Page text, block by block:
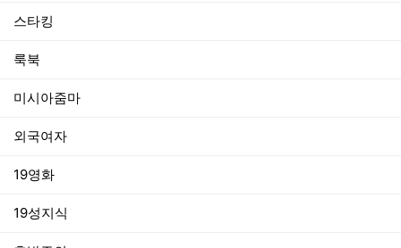
스타킹
룩북
미시아줌마
외국여자
19영화
19성지식